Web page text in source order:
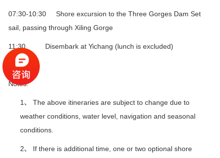
07:30-10:30 Shore excursion to the Three Gorges Dam Set
sail, passing through Xiling Gorge
11:30 Disembark at Yichang (lunch is excluded)
Notes:
1、 The above itineraries are subject to change due to
weather conditions, water level, navigation and seasonal
conditions.
2、 If there is additional time, one or two optional shore